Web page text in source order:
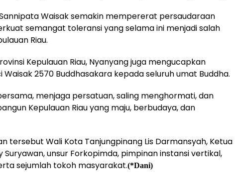
Waisak semakin mempererat persaudaraan
semangat toleransi yang selama ini menjadi salah
Riau.
Kepulauan Riau, Nyanyang juga mengucapkan
Waisak 2570 Buddhasakara kepada seluruh umat Buddha.
menjaga persatuan, saling menghormati, dan
Kepulauan Riau yang maju, berbudaya, dan
tersebut Wali Kota Tanjungpinang Lis Darmansyah, Ketua
Suryawan, unsur Forkopimda, pimpinan instansi vertikal,
sejumlah tokoh masyarakat.(*Dani)